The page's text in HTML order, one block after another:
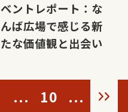
ベントレポート：な
んば広場で感じる新
たな価値観と出会い
... 10 ... >